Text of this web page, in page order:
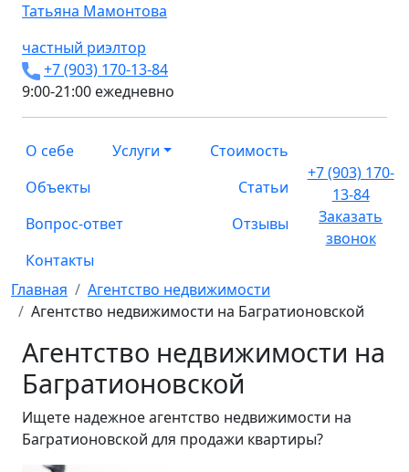
Татьяна Мамонтова
частный риэлтор
+7 (903) 170-13-84
9:00-21:00 ежедневно
О себе Услуги
Стоимость
Объекты
Статьи
Вопрос-ответ
Отзывы
Контакты
+7 (903) 170-
13-84
Заказать
звонок
Главная
Агентство недвижимости
Агентство недвижимости на Багратионовской
Агентство недвижимости на
Багратионовской
Ищете надежное агентство недвижимости на
Багратионовской для продажи квартиры?